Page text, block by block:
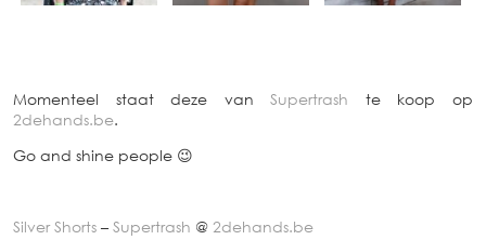
Momenteel staat deze vanSupertrash te koop op
2dehands.be.
Go and shine people 😉
Silver Shorts – Supertrash @ 2dehands.be